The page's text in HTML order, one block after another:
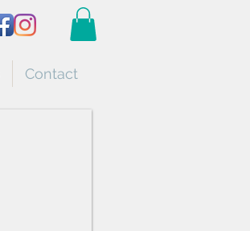
Contact